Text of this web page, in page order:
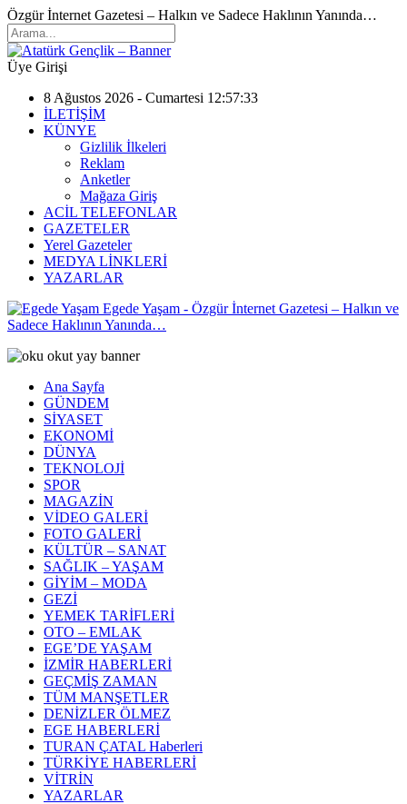
Özgür İnternet Gazetesi – Halkın ve Sadece Haklının Yanında…
Üye Girişi
8 Ağustos 2026 - Cumartesi 12:57:33
İLETİŞİM
KÜNYE
Gizlilik İlkeleri
Reklam
Anketler
Mağaza Giriş
ACİL TELEFONLAR
GAZETELER
Yerel Gazeteler
MEDYA LİNKLERİ
YAZARLAR
Egede Yaşam - Özgür İnternet Gazetesi – Halkın ve
Sadece Haklının Yanında…
Ana Sayfa
GÜNDEM
SİYASET
EKONOMİ
DÜNYA
TEKNOLOJİ
SPOR
MAGAZİN
VİDEO GALERİ
FOTO GALERİ
KÜLTÜR – SANAT
SAĞLIK – YAŞAM
GİYİM – MODA
GEZİ
YEMEK TARİFLERİ
OTO – EMLAK
EGE’DE YAŞAM
İZMİR HABERLERİ
GEÇMİŞ ZAMAN
TÜM MANŞETLER
DENİZLER ÖLMEZ
EGE HABERLERİ
TURAN ÇATAL Haberleri
TÜRKİYE HABERLERİ
VİTRİN
YAZARLAR